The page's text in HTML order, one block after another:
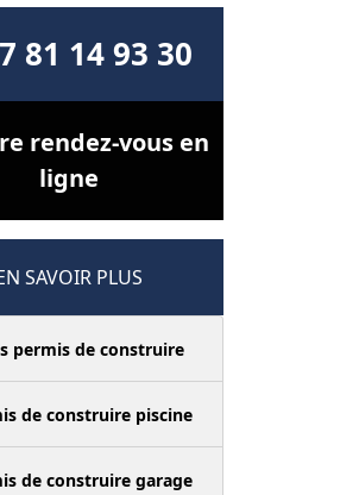
81 14 93 30
rendez-vous en
ligne
SAVOIR PLUS
permis de construire
de construire piscine
de construire garage